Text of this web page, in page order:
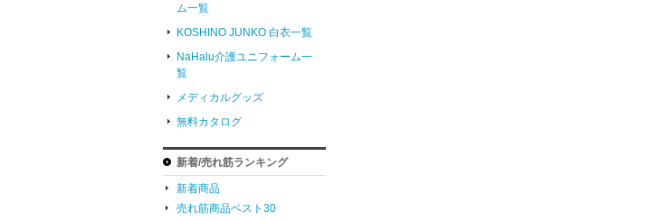
ム一覧
KOSHINO JUNKO 白衣一覧
NaHalu介護ユニフォーム一
覧
メディカルグッズ
無料カタログ
新着/売れ筋ランキング
新着商品
売れ筋商品ベスト30